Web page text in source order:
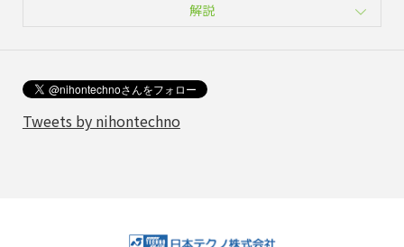
解説
Tweets by nihontechno